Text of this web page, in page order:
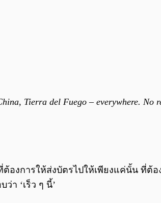
Tierra del Fuego – everywhere. No
องการให้ส่งบัตรไปให้เพียงแค่นั้น ที่ต้
า ‘เร็ว ๆ นี้’